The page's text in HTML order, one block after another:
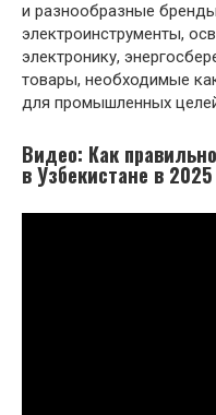
и разнообразные
электроинструменты,
электронику,
товары, необходимые
для промышленных
Видео: Как
в Узбекистане в